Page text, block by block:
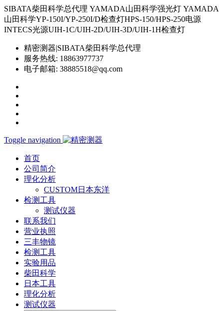
SIBATA柴田科学总代理 YAMADA山田科学强光灯 YAMADA
山田科学YP-150I/YP-250I/D检查灯HPS-150/HPS-250电源
INTECS光源UIH-1C/UIH-2D/UIH-3D/UIH-1H检查灯
精密测器|SIBATA柴田科学总代理
服务热线: 18863977737
电子邮箱: 38885518@qq.com
Toggle navigation
首页
公司简介
理化分析
CUSTOM日本东洋
检测工具
测试仪器
联系我们
营业执照
三丰物镜
检测工具
实验用品
柴田科学
日本工具
理化分析
测试仪器